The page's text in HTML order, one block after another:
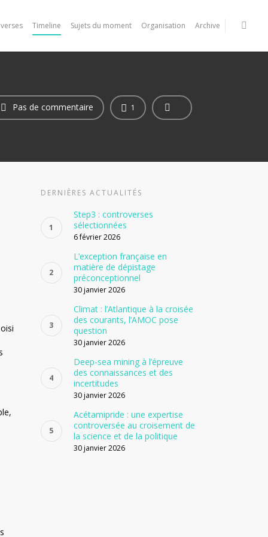
Timeline Sujets du moment Organisation Archive
Pas de commentaire 1
DERNIÈRES ACTUALITÉS
Step3 : controverses
sélectionnées
6 février 2026
L’exception française en
matière de dépistage
préconceptionnel
30 janvier 2026
Climat : l’Atlantique à la croisée
des courants, l’AMOC pose
question
30 janvier 2026
Deep-sea mining à l’épreuve
des connaissances et des
incertitudes
30 janvier 2026
Acétamipride : une expertise
controversée au croisement de
la science et de la politique
30 janvier 2026